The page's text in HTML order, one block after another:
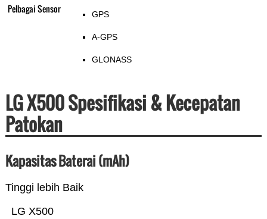
Pelbagai Sensor GPS
A-GPS
GLONASS
LG X500 Spesifikasi & Kecepatan
Patokan
Kapasitas Baterai (mAh)
Tinggi lebih Baik
LG X500